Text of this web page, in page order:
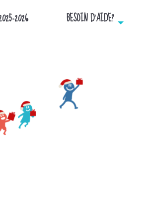
2026 BESOIN D’AIDE?